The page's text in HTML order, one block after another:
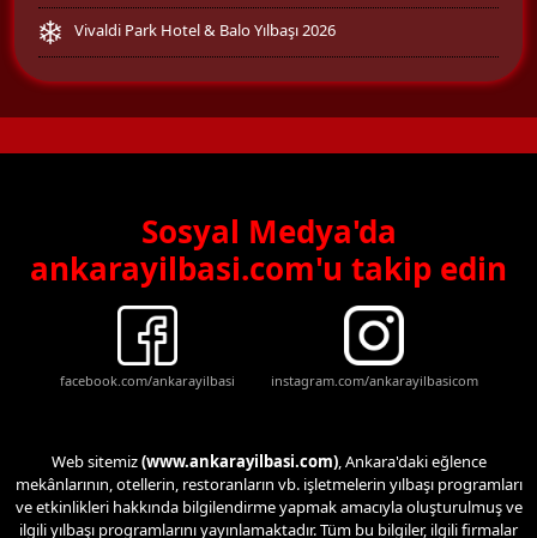
Vivaldi Park Hotel & Balo Yılbaşı 2026
Sosyal Medya'da
ankarayilbasi.com'u takip edin
facebook.com/ankarayilbasi instagram.com/ankarayilbasicom
Web sitemiz(www.ankarayilbasi.com), Ankara'daki eğlence
mekânlarının, otellerin, restoranların vb. işletmelerin yılbaşı programları
ve etkinlikleri hakkında bilgilendirme yapmak amacıyla oluşturulmuş ve
ilgili yılbaşı programlarını yayınlamaktadır. Tüm bu bilgiler, ilgili firmalar